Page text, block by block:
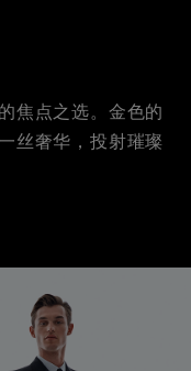
焦点之选。金色的
丝奢华，投射璀璨